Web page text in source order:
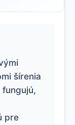
šírenia
pre